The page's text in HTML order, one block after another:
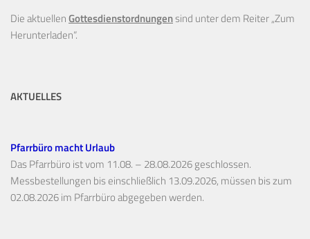
Die aktuellenGottesdienstordnungensind unter dem Reiter „Zum
Herunterladen“.
AKTUELLES
Pfarrbüro macht Urlaub
Das Pfarrbüro ist vom 11.08. – 28.08.2026 geschlossen.
Messbestellungen bis einschließlich 13.09.2026, müssen bis zum
02.08.2026 im Pfarrbüro abgegeben werden.